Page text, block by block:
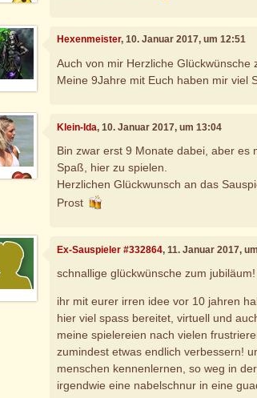
Hexenmeister, 10. Januar 2017, um 12:51
Auch von mir Herzliche Glückwünsche
Meine 9Jahre mit Euch haben mir viel
Klein-Ida, 10. Januar 2017, um 13:04
Bin zwar erst 9 Monate dabei, aber es
Spaß, hier zu spielen.
Herzlichen Glückwunsch an das
Prost
Ex-Sauspieler #332864, 11. Januar 2017,
schnallige glückwünsche zum
ihr mit eurer irren idee vor 10 jahren
hier viel spass bereitet, virtuell und
meine spielereien nach vielen
zumindest etwas endlich verbessern!
menschen kennenlernen, so weg in
irgendwie eine nabelschnur in eine